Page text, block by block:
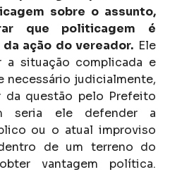
sobre o assunto,
que politicagem é
ação do vereador. Ele
situação complicada e
necessário judicialmente,
da questão pelo Prefeito
seria ele defender a
ou o atual improviso
de um terreno do
vantagem política.